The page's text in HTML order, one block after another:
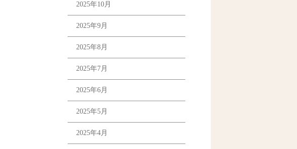
2025年10月
2025年9月
2025年8月
2025年7月
2025年6月
2025年5月
2025年4月